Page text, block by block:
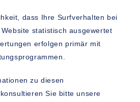
dass Ihre Surfverhalten bei
statistisch ausgewertet
erfolgen primär mit
zu diesen
Sie bitte unsere